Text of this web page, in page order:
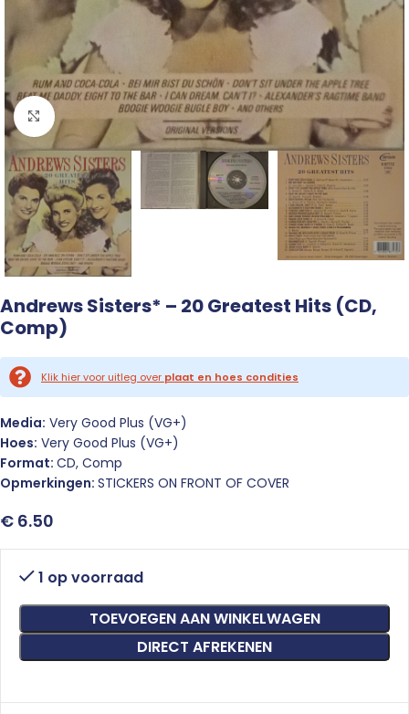
Click to enlarge
Andrews Sisters* – 20 Greatest Hits (CD,
Comp)
Klik hier voor uitleg over plaat en hoes condities
Media: Very Good Plus (VG+)
Hoes: Very Good Plus (VG+)
Format: CD, Comp
Opmerkingen: STICKERS ON FRONT OF COVER
€ 6.50
1 op voorraad
TOEVOEGEN AAN WINKELWAGEN
DIRECT AFREKENEN